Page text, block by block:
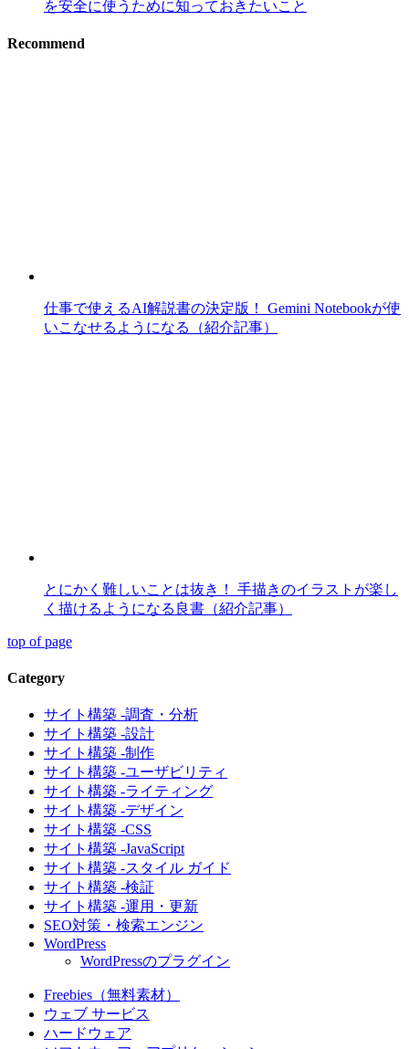
を安全に使うために知っておきたいこと
Recommend
仕事で使えるAI解説書の決定版！ Gemini Notebookが使
いこなせるようになる（紹介記事）
とにかく難しいことは抜き！ 手描きのイラストが楽し
く描けるようになる良書（紹介記事）
top of page
Category
サイト構築 -調査・分析
サイト構築 -設計
サイト構築 -制作
サイト構築 -ユーザビリティ
サイト構築 -ライティング
サイト構築 -デザイン
サイト構築 -CSS
サイト構築 -JavaScript
サイト構築 -スタイル ガイド
サイト構築 -検証
サイト構築 -運用・更新
SEO対策・検索エンジン
WordPress
WordPressのプラグイン
Freebies（無料素材）
ウェブ サービス
ハードウェア